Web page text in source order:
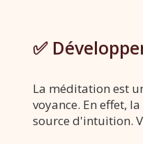
✅
La méditation est
voyance. En effet,
source d'intuition.